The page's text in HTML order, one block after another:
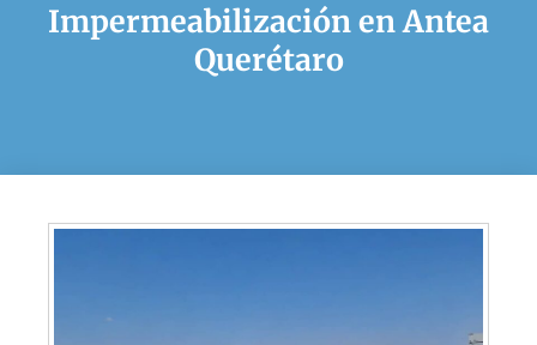
Impermeabilización en Antea
Querétaro